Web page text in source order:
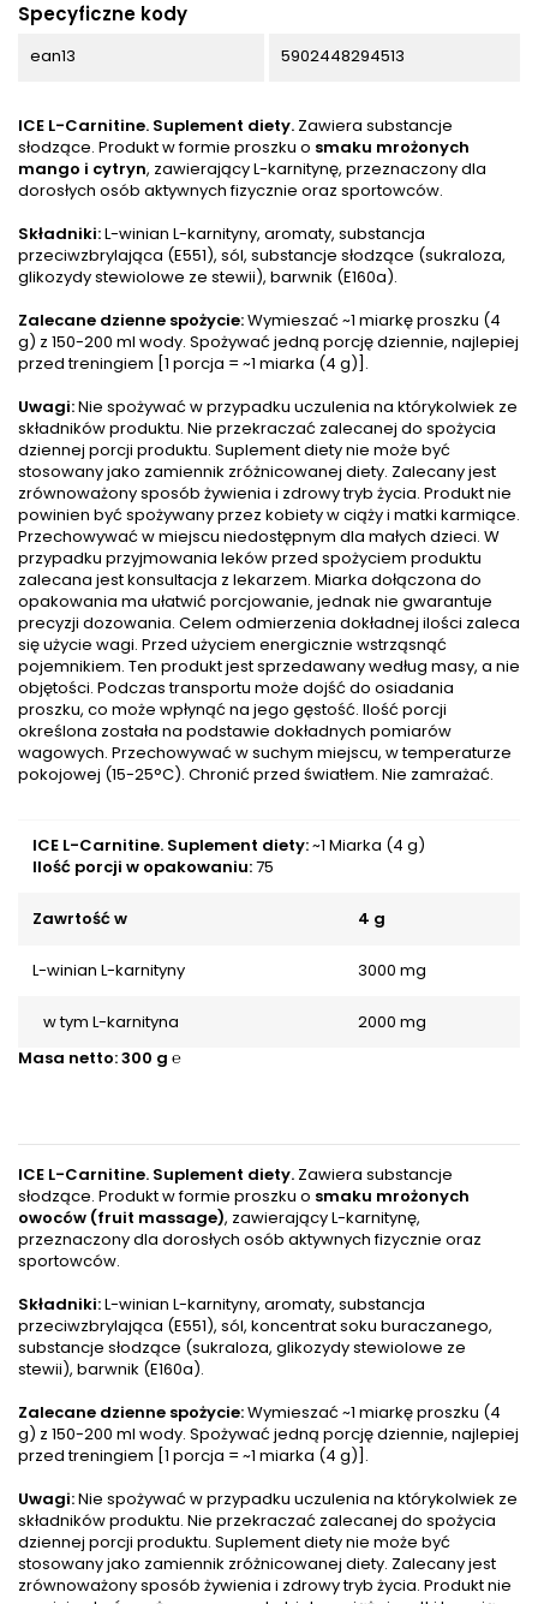
Specyficzne kody
ean13 5902448294513
ICE L-Carnitine. Suplement diety. Zawiera substancje
słodzące. Produkt w formie proszku o smaku mrożonych
mango i cytryn, zawierający L-karnitynę, przeznaczony dla
dorosłych osób aktywnych fizycznie oraz sportowców.
Składniki:L-winian L-karnityny, aromaty, substancja
przeciwzbrylająca (E551), sól, substancje słodzące (sukraloza,
glikozydy stewiolowe ze stewii), barwnik (E160a).
Zalecane dzienne spożycie:Wymieszać ~1 miarkę proszku (4
g) z 150-200 ml wody. Spożywać jedną porcję dziennie, najlepiej
przed treningiem [1 porcja = ~1 miarka (4 g)].
Uwagi:Nie spożywać w przypadku uczulenia na którykolwiek ze
składników produktu. Nie przekraczać zalecanej do spożycia
dziennej porcji produktu. Suplement diety nie może być
stosowany jako zamiennik zróżnicowanej diety. Zalecany jest
zrównoważony sposób żywienia i zdrowy tryb życia. Produkt nie
powinien być spożywany przez kobiety w ciąży i matki karmiące.
Przechowywać w miejscu niedostępnym dla małych dzieci. W
przypadku przyjmowania leków przed spożyciem produktu
zalecana jest konsultacja z lekarzem. Miarka dołączona do
opakowania ma ułatwić porcjowanie, jednak nie gwarantuje
precyzji dozowania. Celem odmierzenia dokładnej ilości zaleca
się użycie wagi. Przed użyciem energicznie wstrząsnąć
pojemnikiem. Ten produkt jest sprzedawany według masy, a nie
objętości. Podczas transportu może dojść do osiadania
proszku, co może wpłynąć na jego gęstość. Ilość porcji
określona została na podstawie dokładnych pomiarów
wagowych. Przechowywać w suchym miejscu, w temperaturze
pokojowej (15-25°C). Chronić przed światłem. Nie zamrażać.
ICE L-Carnitine. Suplement diety:~1 Miarka (4 g)
Ilość porcji w opakowaniu:75
Zawrtość w 4 g
L-winian L-karnityny 3000 mg
w tym L-karnityna
2000 mg
Masa netto:300 g ℮
ICE L-Carnitine. Suplement diety. Zawiera substancje
słodzące. Produkt w formie proszku o smaku mrożonych
owoców (fruit massage), zawierający L-karnitynę,
przeznaczony dla dorosłych osób aktywnych fizycznie oraz
sportowców.
Składniki:L-winian L-karnityny, aromaty, substancja
przeciwzbrylająca (E551), sól, koncentrat soku buraczanego,
substancje słodzące (sukraloza, glikozydy stewiolowe ze
stewii), barwnik (E160a).
Zalecane dzienne spożycie:Wymieszać ~1 miarkę proszku (4
g) z 150-200 ml wody. Spożywać jedną porcję dziennie, najlepiej
przed treningiem [1 porcja = ~1 miarka (4 g)].
Uwagi:Nie spożywać w przypadku uczulenia na którykolwiek ze
składników produktu. Nie przekraczać zalecanej do spożycia
dziennej porcji produktu. Suplement diety nie może być
stosowany jako zamiennik zróżnicowanej diety. Zalecany jest
zrównoważony sposób żywienia i zdrowy tryb życia. Produkt nie